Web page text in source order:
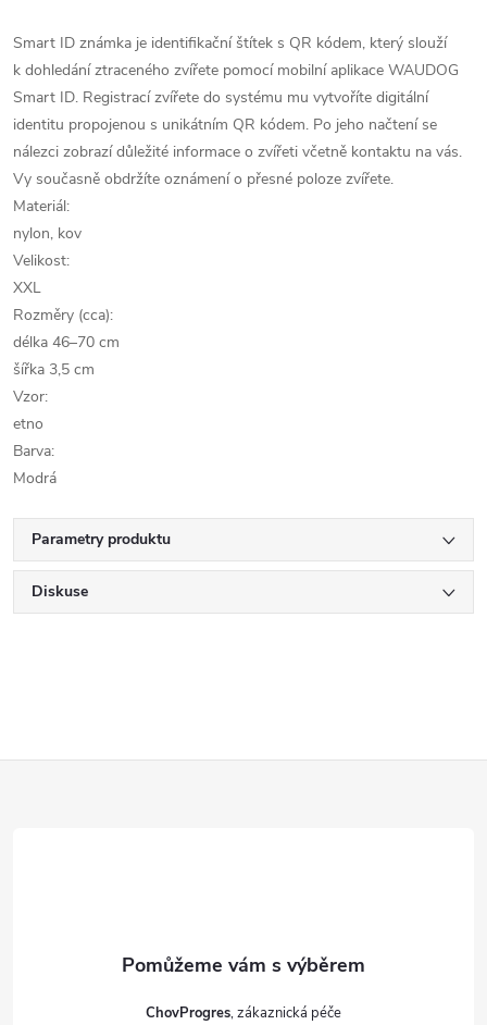
Smart ID známka je identifikační štítek s QR kódem, který slouží
k dohledání ztraceného zvířete pomocí mobilní aplikace WAUDOG
Smart ID. Registrací zvířete do systému mu vytvoříte digitální
identitu propojenou s unikátním QR kódem. Po jeho načtení se
nálezci zobrazí důležité informace o zvířeti včetně kontaktu na vás.
Vy současně obdržíte oznámení o přesné poloze zvířete.
Materiál:
nylon, kov
Velikost:
XXL
Rozměry (cca):
délka 46–70 cm
šířka 3,5 cm
Vzor:
etno
Barva:
Modrá
Parametry produktu
Diskuse
ChovProgres